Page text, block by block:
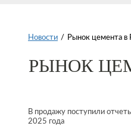
Новости / Рынок цемента в
РЫНОК
В продажу поступили
2025 года